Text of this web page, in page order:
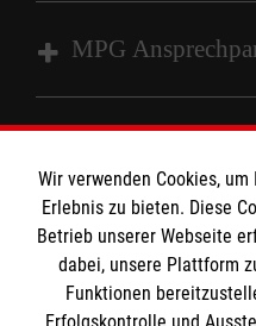
Impressum
Presse
MPG
Den Beauftragten für
im Malteser
Einsatzdiensten der
Die Malteser
Malteser in
Malteserorden
Spendenkonto
Wir verwenden Cookies,
Erlebnis zu bieten. Diese
Betrieb unserer Webseite
dabei, unsere Plattform
Funktionen